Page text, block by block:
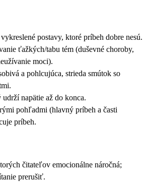
postavy, ktoré príbeh dobre nesú.
ťažkých/tabu tém (duševné choroby,
moci).
a pohlcujúca, strieda smútok so
napätie až do konca.
pohľadmi (hlavný príbeh a časti
príbeh.
čitateľov emocionálne náročná;
prerušiť.